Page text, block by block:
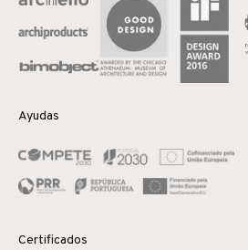
Ayudas
Certificados